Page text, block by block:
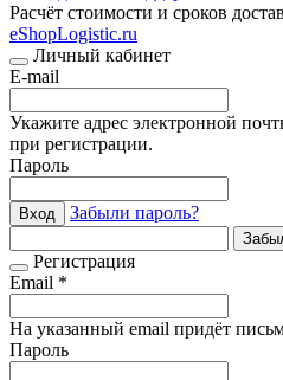
Расчёт стоимости и сроков
eShopLogistic.ru
Личный кабинет
E-mail
Укажите адрес электронной
при регистрации.
Пароль
Вход Забыли пароль?
Регистрация
Email *
На указанный email придёт
Пароль